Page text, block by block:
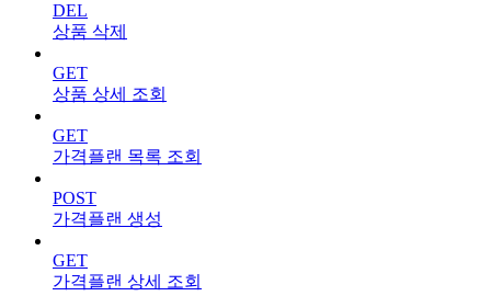
DEL
상품 삭제
GET
상품 상세 조회
GET
가격플랜 목록 조회
POST
가격플랜 생성
GET
가격플랜 상세 조회